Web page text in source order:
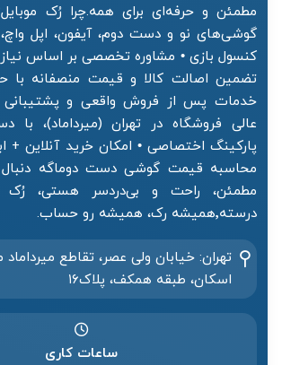
مطمئن و حرفه‌ای برای همه.چرا رُک
گوشی‌های نو و دست دوم، آیفون، اپل
کنسول بازی • مشاوره تخصصی بر اساس
تضمین اصالت کالا و قیمت منصفانه با
خدمات پس از فروش واقعی و
عالی فروشگاه در تهران (میرداماد)،
پارکینگ اختصاصی • امکان خرید آنلاین +
محاسبه قیمت گوشی دست دوماگه دنبال
مطمئن، راحت و بی‌دردسر هستی، رُک
درسته٬همیشه رک، همیشه رو حساب.
تهران: خیابان ولی عصر، تقاطع میرداماد
اسکان، طبقه همکف، پلاک۱۶
ساعات کاری